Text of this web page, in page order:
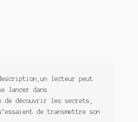
lecteur peut
lancer dans
de découvrir les secrets,
de transmettre son